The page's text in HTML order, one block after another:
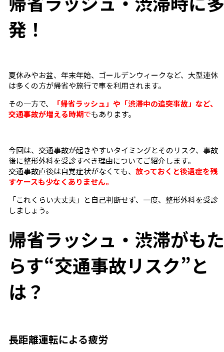
発！
夏休みやお盆、年末年始、ゴールデンウィークなど、大型連休
は多くの方が帰省や旅行で車を利用されます。
その一方で、
「帰省ラッシュ」や「渋滞中の追突事故」など、
交通事故が増える時期でもあります。
今回は、交通事故が起きやすいタイミングとそのリスク、事故
後に整形外科を受診すべき理由についてご紹介します。
交通事故直後は自覚症状がなくても、 放っておくと後遺症を残
すケースも少なくありません。
「これくらい大丈夫」と自己判断せず、一度、整形外科を受診
しましょう。
帰省ラッシュ・渋滞がもた
らす“交通事故リスク”と
は？
長距離運転による疲労